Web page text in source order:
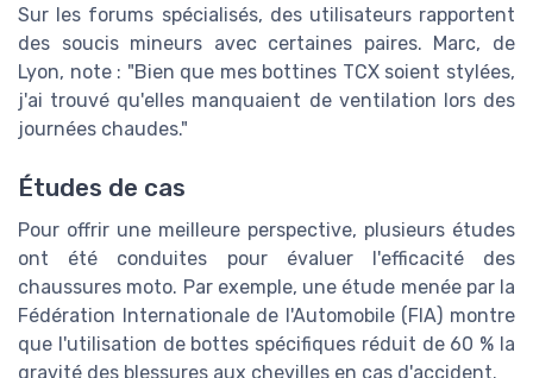
Sur les forums spécialisés, des utilisateurs rapportent
des soucis mineurs avec certaines paires. Marc, de
Lyon, note : "Bien que mes bottines TCX soient stylées,
j'ai trouvé qu'elles manquaient de ventilation lors des
journées chaudes."
Études de cas
Pour offrir une meilleure perspective, plusieurs études
ont été conduites pour évaluer l'efficacité des
chaussures moto. Par exemple, une étude menée par la
Fédération Internationale de l'Automobile (FIA) montre
que l'utilisation de bottes spécifiques réduit de 60 % la
gravité des blessures aux chevilles en cas d'accident.